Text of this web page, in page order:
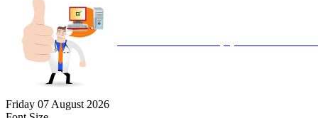
Friday 07 August 2026